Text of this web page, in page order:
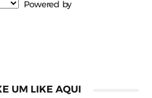
Powered by
UM LIKE AQUI